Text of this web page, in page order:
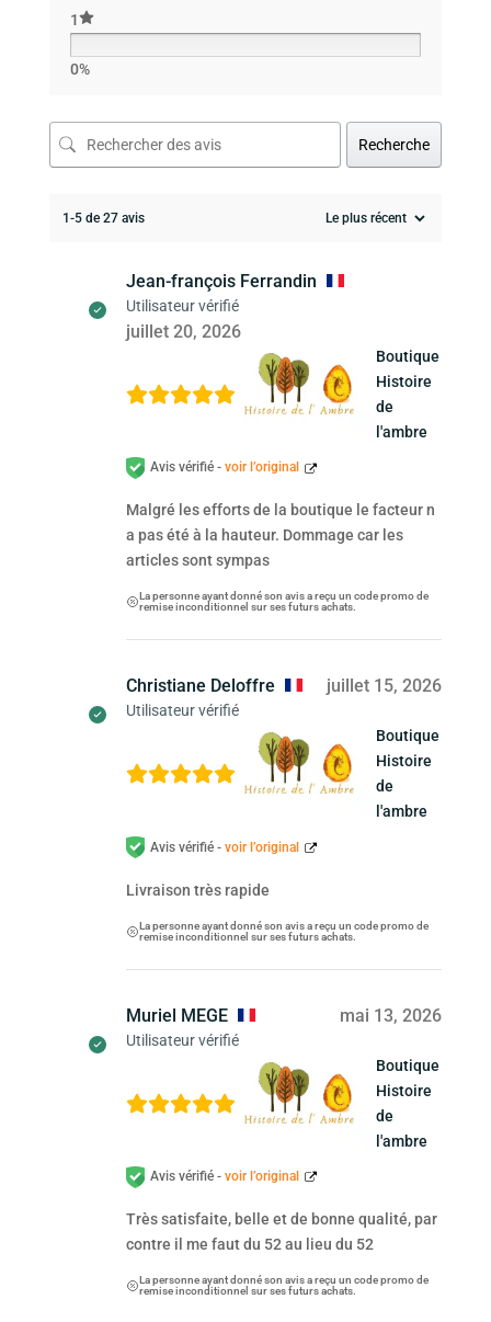
1
0%
Recherche
1-5 de 27 avis
Jean-françois Ferrandin
Utilisateur vérifié
juillet 20, 2026
Boutique
Histoire
de
l'ambre
Avis vérifié - voir l’original
Malgré les efforts de la boutique le facteur n
a pas été à la hauteur. Dommage car les
articles sont sympas
La personne ayant donné son avis a reçu un code promo de
remise inconditionnel sur ses futurs achats.
Christiane Deloffre
Utilisateur vérifié
juillet 15, 2026
Boutique
Histoire
de
l'ambre
Avis vérifié - voir l’original
Livraison très rapide
La personne ayant donné son avis a reçu un code promo de
remise inconditionnel sur ses futurs achats.
Muriel MEGE
Utilisateur vérifié
mai 13, 2026
Boutique
Histoire
de
l'ambre
Avis vérifié - voir l’original
Très satisfaite, belle et de bonne qualité, par
contre il me faut du 52 au lieu du 52
La personne ayant donné son avis a reçu un code promo de
remise inconditionnel sur ses futurs achats.